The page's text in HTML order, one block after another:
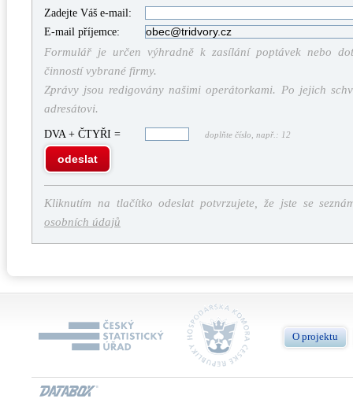
Zadejte Váš e-mail:
E-mail příjemce:
Formulář je určen výhradně k zasílání poptávek nebo
činností vybrané firmy.
Zprávy jsou redigovány našimi operátorkami. Po jejich
adresátovi.
DVA + ČTYŘI = doplňte číslo, např.: 12
odeslat
Kliknutím na tlačítko odeslat potvrzujete, že jste se
osobních údajů
O projektu